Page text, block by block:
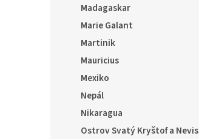
Madagaskar
Marie Galant
Martinik
Mauricius
Mexiko
Nepál
Nikaragua
Ostrov Svatý Kryštof a Nevis